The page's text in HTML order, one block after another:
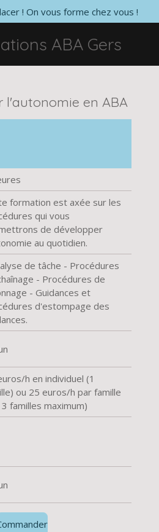
ABA Gers
! On vous forme chez vous !
l'autonomie en ABA
formation est axée sur les
qui vous
de développer
au quotidien.
de tâche - Procédures
- Procédures de
- Guidances et
d'estompage des
h en individuel (1
ou 25 euros/h par famille
familles maximum)